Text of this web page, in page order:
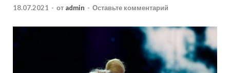
18.07.2021 - от admin - Оставьте комментарий